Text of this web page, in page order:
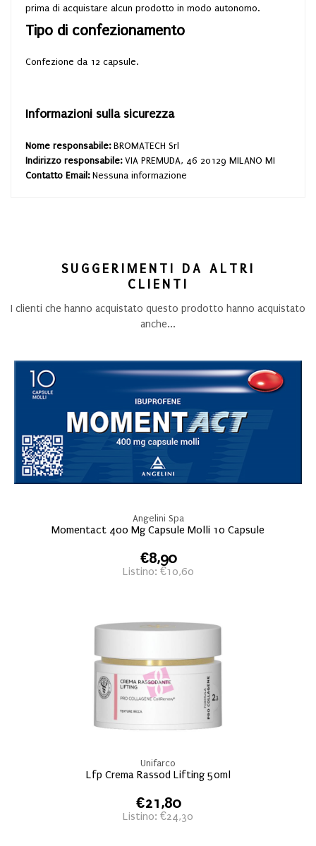
prima di acquistare alcun prodotto in modo autonomo.
Tipo di confezionamento
Confezione da 12 capsule.
Informazioni sulla sicurezza
Nome responsabile: BROMATECH Srl
Indirizzo responsabile: VIA PREMUDA, 46 20129 MILANO MI
Contatto Email: Nessuna informazione
SUGGERIMENTI DA ALTRI
CLIENTI
I clienti che hanno acquistato questo prodotto hanno acquistato
anche...
Angelini Spa
Momentact 400 Mg Capsule Molli 10 Capsule
€8,90
Listino: €10,60
Unifarco
Lfp Crema Rassod Lifting 50ml
€21,80
Listino: €24,30